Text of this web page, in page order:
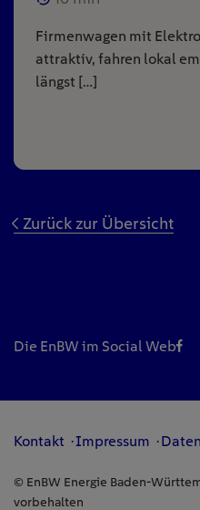
Firmenwagen mit
attraktiv, fahren lokal
längst […]
Zurück zur Übersicht
Die EnBW im Social Web
Kontakt Impressum
© EnBW Energie Baden-
vorbehalten